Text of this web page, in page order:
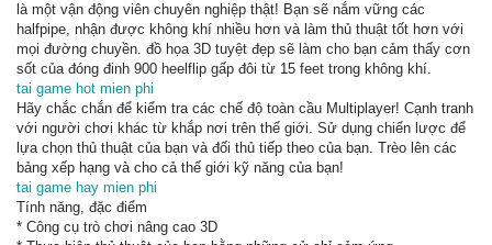
là một vận động viên chuyên nghiệp thật! Bạn sẽ nắm vững các
halfpipe, nhận được không khí nhiều hơn và làm thủ thuật tốt hơn với
mọi đường chuyền. đồ họa 3D tuyệt đẹp sẽ làm cho bạn cảm thấy cơn
sốt của đóng đinh 900 heelflip gấp đôi từ 15 feet trong không khí.
tai game hot mien phi
Hãy chắc chắn để kiểm tra các chế độ toàn cầu Multiplayer! Cạnh tranh
với người chơi khác từ khắp nơi trên thế giới. Sử dụng chiến lược để
lựa chọn thủ thuật của bạn và đối thủ tiếp theo của bạn. Trèo lên các
bảng xếp hạng và cho cả thế giới kỹ năng của bạn!
tai game hay mien phi
Tính năng, đặc điểm
* Công cụ trò chơi nâng cao 3D